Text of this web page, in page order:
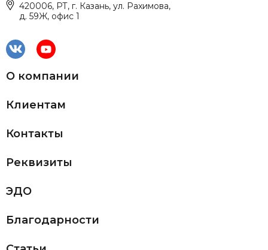
420006, РТ, г. Казань, ул. Рахимова,
д. 59Ж, офис 1
О компании
Клиентам
Контакты
Реквизиты
ЭДО
Благодарности